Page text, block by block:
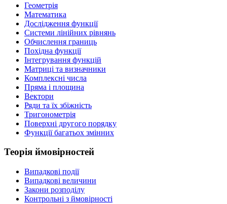
Геометрія
Математика
Дослідження функції
Системи лінійних рівнянь
Обчислення границь
Похідна функції
Інтегрування функцій
Матриці та визначники
Комплексні числа
Пряма і площина
Вектори
Ряди та їх збіжність
Тригонометрія
Поверхні другого порядку
Функції багатьох змінних
Теорія ймовірностей
Випадкові події
Випадкові величини
Закони розподілу
Контрольні з ймовірності